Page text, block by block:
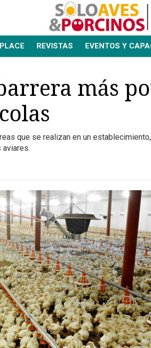
REVISTAS EVENTOS Y
más
que se realizan en un